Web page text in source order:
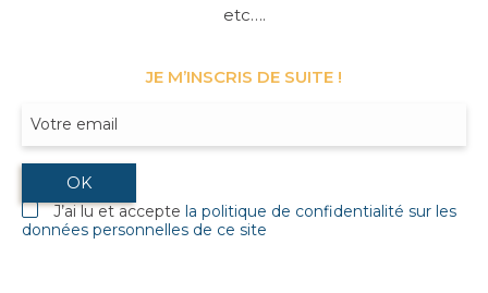
etc….
JE M’INSCRIS DE SUITE !
J’ai lu et accepte la politique de confidentialité sur les
données personnelles de ce site